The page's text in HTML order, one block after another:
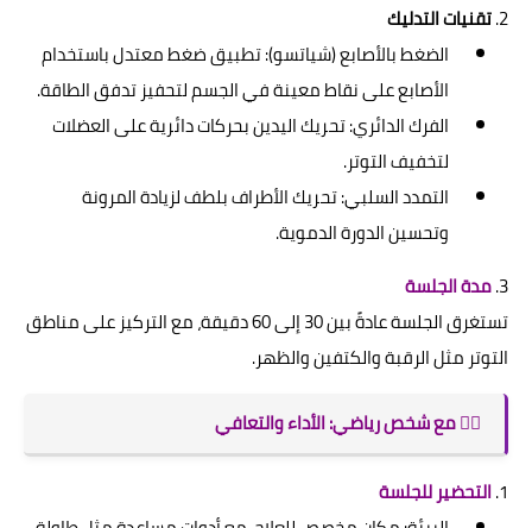
2. تقنيات التدليك
الضغط بالأصابع (شياتسو): تطبيق ضغط معتدل باستخدام
الأصابع على نقاط معينة في الجسم لتحفيز تدفق الطاقة.
الفرك الدائري: تحريك اليدين بحركات دائرية على العضلات
لتخفيف التوتر.
التمدد السلبي: تحريك الأطراف بلطف لزيادة المرونة
وتحسين الدورة الدموية.
3. مدة الجلسة
تستغرق الجلسة عادةً بين 30 إلى 60 دقيقة، مع التركيز على مناطق
التوتر مثل الرقبة والكتفين والظهر.
🏋️‍♂️ مع شخص رياضي: الأداء والتعافي
1. التحضير للجلسة